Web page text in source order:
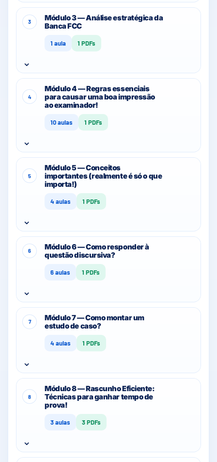
3
Módulo 3 — Análise estratégica da
Banca FCC
1 aula 1 PDFs
⌄
4
Módulo 4 — Regras essenciais
para causar uma boa impressão
ao examinador!
10 aulas 1 PDFs
⌄
5
Módulo 5 — Conceitos
importantes (realmente é só o que
importa!)
4 aulas 1 PDFs
⌄
6
Módulo 6 — Como responder à
questão discursiva?
6 aulas 1 PDFs
⌄
7
Módulo 7 — Como montar um
estudo de caso?
4 aulas 1 PDFs
⌄
8
Módulo 8 — Rascunho Eficiente:
Técnicas para ganhar tempo de
prova!
3 aulas 3 PDFs
⌄